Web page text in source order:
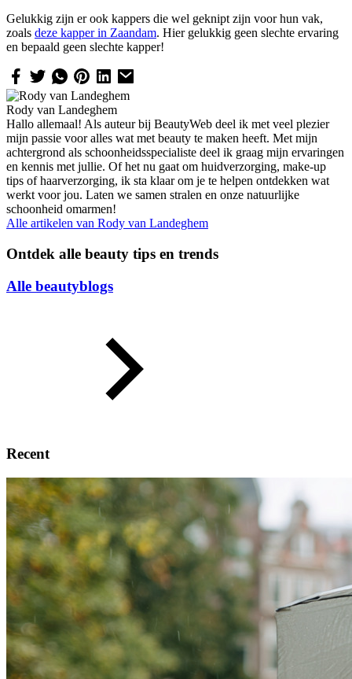
Gelukkig zijn er ook kappers die wel geknipt zijn voor hun vak,
zoals deze kapper in Zaandam. Hier gelukkig geen slechte ervaring
en bepaald geen slechte kapper!
Rody van Landeghem
Hallo allemaal! Als auteur bij BeautyWeb deel ik met veel plezier
mijn passie voor alles wat met beauty te maken heeft. Met mijn
achtergrond als schoonheidsspecialiste deel ik graag mijn ervaringen
en kennis met jullie. Of het nu gaat om huidverzorging, make-up
tips of haarverzorging, ik sta klaar om je te helpen ontdekken wat
werkt voor jou. Laten we samen stralen en onze natuurlijke
schoonheid omarmen!
Alle artikelen van Rody van Landeghem
Ontdek alle beauty tips en trends
Alle beautyblogs
Recent